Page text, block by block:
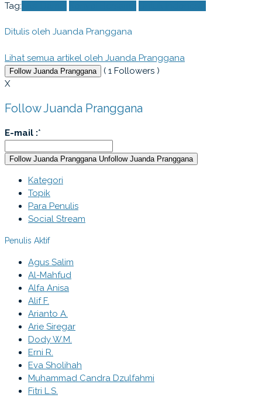
Tag:
Ditulis oleh Juanda Pranggana
Lihat semua artikel oleh Juanda Pranggana
Follow Juanda Pranggana ( 1 Followers )
X
Follow Juanda Pranggana
E-mail :*
Follow Juanda Pranggana Unfollow Juanda Pranggana
Kategori
Topik
Para Penulis
Social Stream
Penulis Aktif
Agus Salim
Al-Mahfud
Alfa Anisa
Alif F.
Arianto A.
Arie Siregar
Dody W.M.
Erni R.
Eva Sholihah
Muhammad Candra Dzulfahmi
Fitri L.S.